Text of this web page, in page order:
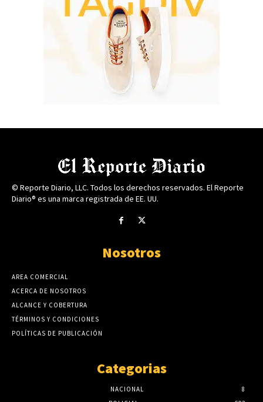
© Reporte Diario, LLC. Todos los derechos reservados. El Reporte
Diario® es una marca registrada de EE. UU.
Nosotros
AREA COMERCIAL
ACERCA DE NOSOTROS
ALCANCE Y COBERTURA
TÉRMINOS Y CONDICIONES
POLÍTICAS DE PUBLICACIÓN
Categorias
NACIONAL
8